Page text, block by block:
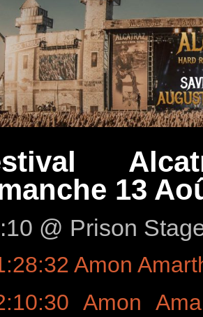
13
@ Prison
Amon
Amon